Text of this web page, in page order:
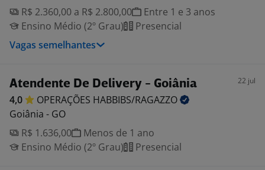
R$ 2.360,00 a R$ 2.800,00
Entre 1 e 3 anos
Ensino Médio (2º Grau)
Presencial
Vagas semelhantes
Atendente De Delivery - Goiânia 22 jul
4,0 OPERAÇÕES HABBIBS/RAGAZZO
Goiânia - GO
R$ 1.636,00
Menos de 1 ano
Ensino Médio (2º Grau)
Presencial